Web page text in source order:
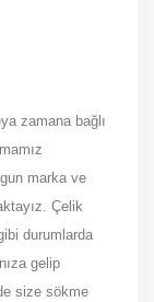
zamana bağlı
marka ve
Çelik
durumlarda
gelip
size sökme